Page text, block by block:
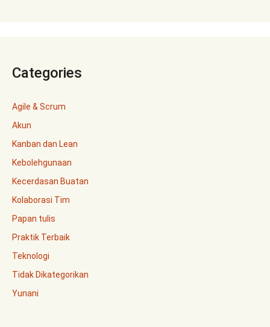
Categories
Agile & Scrum
Akun
Kanban dan Lean
Kebolehgunaan
Kecerdasan Buatan
Kolaborasi Tim
Papan tulis
Praktik Terbaik
Teknologi
Tidak Dikategorikan
Yunani